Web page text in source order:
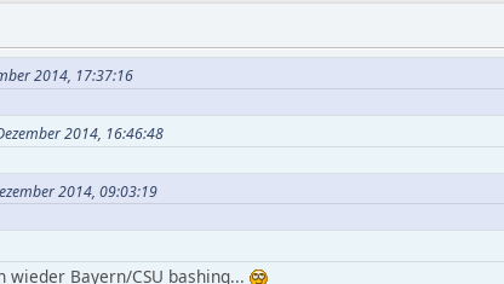
2014, 17:37:16
2014, 16:46:48
2014, 09:03:19
wieder Bayern/CSU bashing...